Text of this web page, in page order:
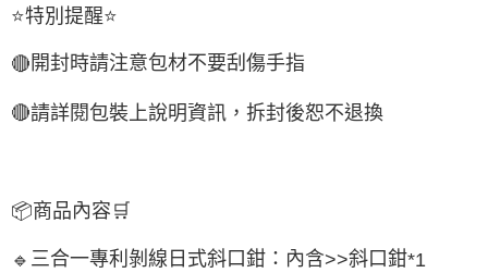
⭐特別提醒⭐
🔴 開封時請注意包材不要刮傷手指
🔴請詳閱包裝上說明資訊，拆封後恕不退換
📦商品內容 🛒
🔹 三合一專利剝線日式斜口鉗：內含>>斜口鉗*1